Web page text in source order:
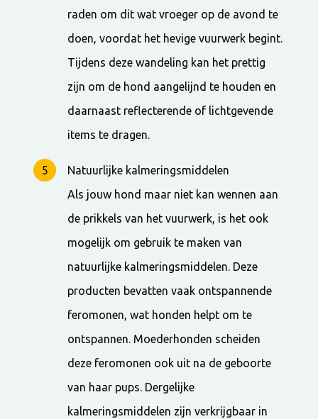
raden om dit wat vroeger op de avond te
doen, voordat het hevige vuurwerk begint.
Tijdens deze wandeling kan het prettig
zijn om de hond aangelijnd te houden en
daarnaast reflecterende of lichtgevende
items te dragen.
Natuurlijke kalmeringsmiddelen
Als jouw hond maar niet kan wennen aan
de prikkels van het vuurwerk, is het ook
mogelijk om gebruik te maken van
natuurlijke kalmeringsmiddelen. Deze
producten bevatten vaak ontspannende
feromonen, wat honden helpt om te
ontspannen. Moederhonden scheiden
deze feromonen ook uit na de geboorte
van haar pups. Dergelijke
kalmeringsmiddelen zijn verkrijgbaar in